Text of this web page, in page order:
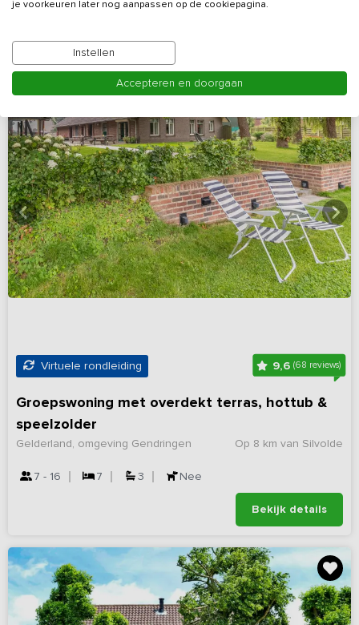
Bekijk details
Virtuele rondleiding 9,6 (68 reviews)
Groepswoning met overdekt terras, hottub &
speelzolder
Op 8 km van Silvolde
Gelderland, omgeving Gendringen
7 - 16 7 3 Nee
Bekijk details
je voorkeuren later nog aanpassen op de cookiepagina.
Instellen
Accepteren en doorgaan